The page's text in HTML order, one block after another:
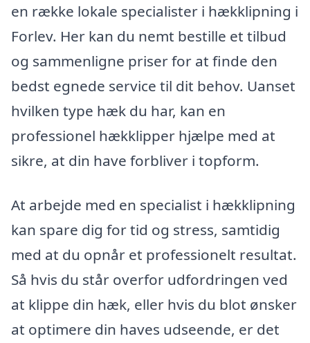
en række lokale specialister i hækklipning i
Forlev. Her kan du nemt bestille et tilbud
og sammenligne priser for at finde den
bedst egnede service til dit behov. Uanset
hvilken type hæk du har, kan en
professionel hækklipper hjælpe med at
sikre, at din have forbliver i topform.
At arbejde med en specialist i hækklipning
kan spare dig for tid og stress, samtidig
med at du opnår et professionelt resultat.
Så hvis du står overfor udfordringen ved
at klippe din hæk, eller hvis du blot ønsker
at optimere din haves udseende, er det